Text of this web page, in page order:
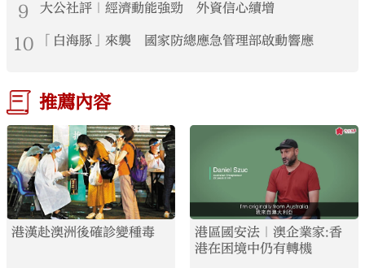
9 大公社評｜經濟動能強勁 外資信心續增
10 「白海豚」來襲 國家防總應急管理部啟動響應
推薦內容
港漢赴澳洲後確診變種毒
港區國安法｜澳企業家:香
港在困境中仍有轉機